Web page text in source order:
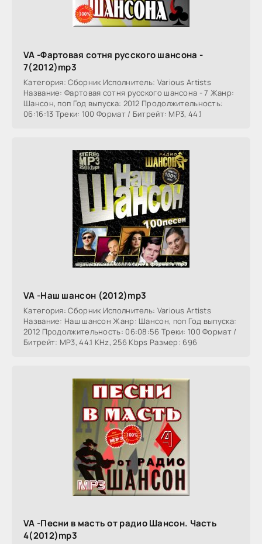
VA -Фартовая сотня русского шансона -
7(2012)mp3
Категория: Сборник Исполнитель: Various Artists
Название: Фартовая сотня русского шансона - 7 Жанр:
Шансон, поп Год выпуска: 2012 Продолжительность:
06:16:13 Треки: 100 Формат / Битрейт: MP3, 44.1
VA -Наш шансон (2012)mp3
Категория: Сборник Исполнитель: Various Artists
Название: Наш шансон Жанр: Шансон, поп Год выпуска:
2012 Продолжительность: 06:08:56 Треки: 100 Формат /
Битрейт: MP3, 44.1 KHz, 256 Kbps Размер: 696
VA -Песни в масть от радио Шансон. Часть
4(2012)mp3